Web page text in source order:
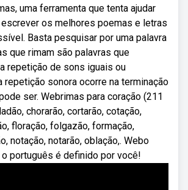
uma ferramenta que tenta ajudar
os melhores poemas e letras
Basta pesquisar por uma palavra
que rimam são palavras que
repetição de sons iguais ou
repetição sonora ocorre na terminação
ser. Webrimas para coração (211
chorarão, cortarão, cotação,
floração, folgazão, formação,
notação, notarão, oblação,. Webo
português é definido por você!